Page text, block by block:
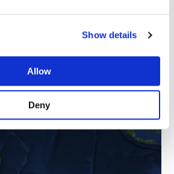
Show details
Allow
Deny